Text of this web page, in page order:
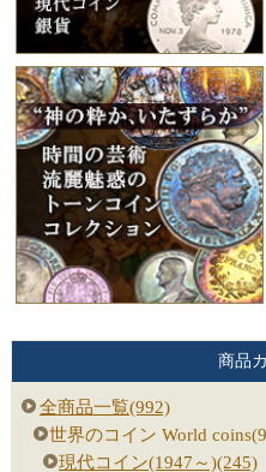
商品
全商品一覧(992)
世界のコイン World
現代コイン(1947～)(245)